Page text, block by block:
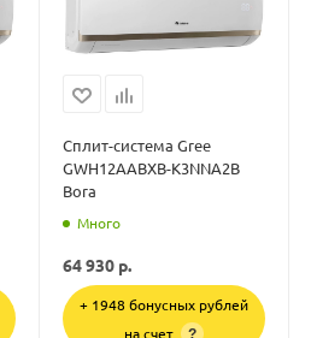
Сплит-система Gree
GWH12AABXB-K3NNA2B
Bora
Много
64 930 р.
+ 1948 бонусных рублей
на счет
?